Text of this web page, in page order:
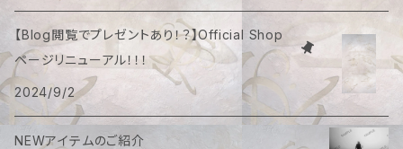
【Blog閲覧でプレゼントあり！？】Official Shop
ページリニューアル！！！
2024/9/2
NEWアイテムのご紹介